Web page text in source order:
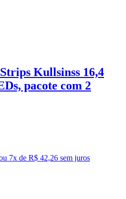
Kullsinss 16,4
pacote com 2
7x de R$ 42,26 sem juros